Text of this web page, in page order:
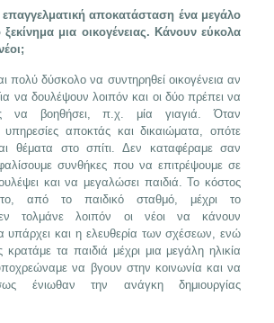
αποκατάσταση ένα μεγάλο
ξεκίνημα μια οικογένειας. Κάνουν εύκολα
πολύ δύσκολο να συντηρηθεί οικογένεια αν
να δουλέψουν λοιπόν και οι δύο πρέπει να
να βοηθήσει, π.χ. μία γιαγιά. Όταν
αποκτάς και δικαιώματα, οπότε
θέματα στο σπίτι. Δεν καταφέραμε σαν
συνθήκες που να επιτρέψουμε σε
και να μεγαλώσει παιδιά. Το κόστος
από το παιδικό σταθμό, μέχρι το
τολμάνε λοιπόν οι νέοι να κάνουν
υπάρχει και η ελευθερία των σχέσεων, ενώ
κρατάμε τα παιδιά μέχρι μια μεγάλη ηλικία
να βγουν στην κοινωνία και να
ένιωθαν την ανάγκη δημιουργίας